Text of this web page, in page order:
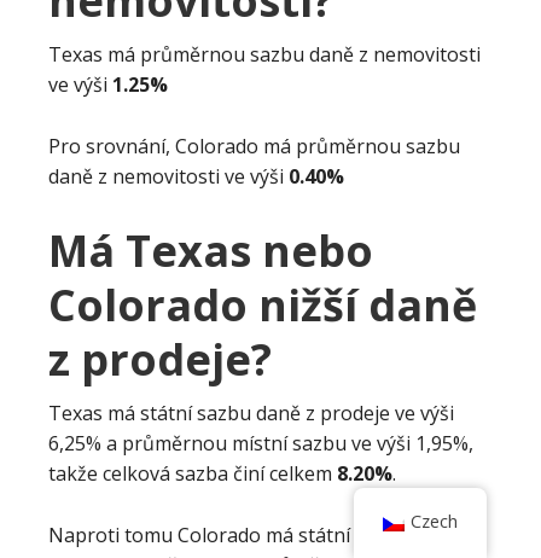
Texas má průměrnou sazbu daně z nemovitosti
ve výši 1.25%
Pro srovnání, Colorado má průměrnou sazbu
daně z nemovitosti ve výši 0.40%
Má Texas nebo
Colorado nižší daně
z prodeje?
Texas má státní sazbu daně z prodeje ve výši
6,25% a průměrnou místní sazbu ve výši 1,95%,
takže celková sazba činí celkem 8.20%.
Naproti tomu Colorado má státní sazbu daně z
Czech